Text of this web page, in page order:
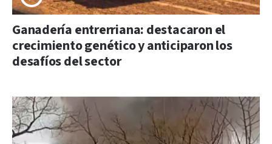
Ganadería entrerriana: destacaron el
crecimiento genético y anticiparon los
desafíos del sector